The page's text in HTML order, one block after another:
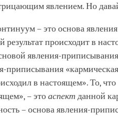
явлением. Но
– это основа
результат происходит в
явления-приписывания
приписывания
в настоящем». То,
– этоаспект данной
– основа явления-